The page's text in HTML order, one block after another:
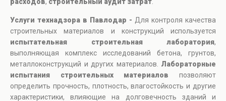
Услуги технадзора в Павлодар - Для контроля качества
строительных материалов и конструкций используется
испытательная строительная лаборатория,
выполняющая комплекс исследований бетона, грунтов,
металлоконструкций и других материалов. Лабораторные
испытания строительных материалов позволяют
определить прочность, плотность, влагостойкость и другие
характеристики, влияющие на долговечность зданий и